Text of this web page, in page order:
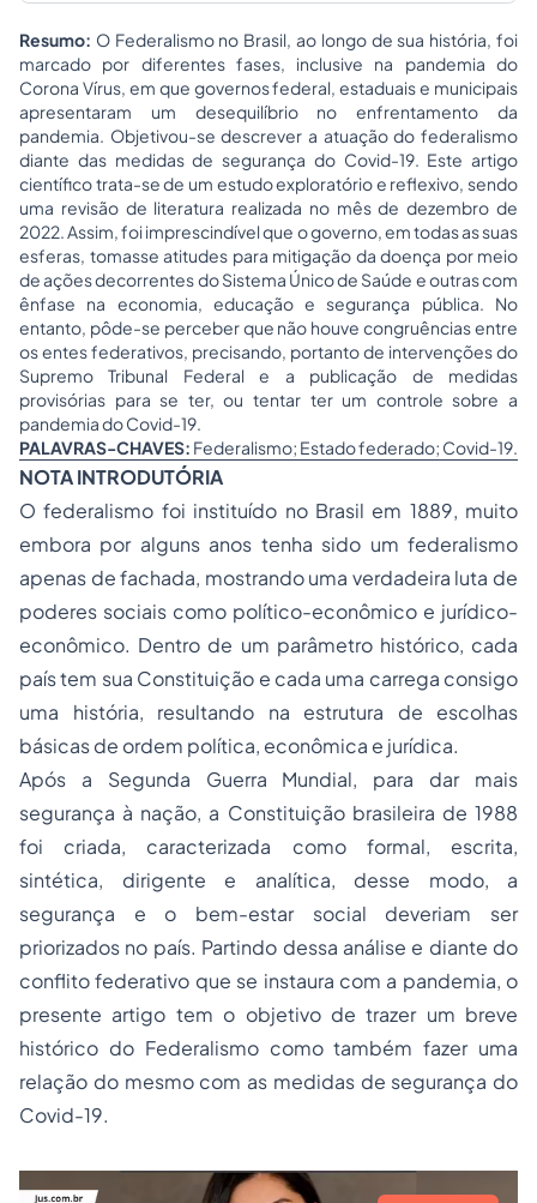
Resumo: O Federalismo no Brasil, ao longo de sua história, foi
marcado por diferentes fases, inclusive na pandemia do
Corona Vírus, em que governos federal, estaduais e municipais
apresentaram um desequilíbrio no enfrentamento da
pandemia. Objetivou-se descrever a atuação do federalismo
diante das medidas de segurança do Covid-19. Este artigo
científico trata-se de um estudo exploratório e reflexivo, sendo
uma revisão de literatura realizada no mês de dezembro de
2022. Assim, foi imprescindível que o governo, em todas as suas
esferas, tomasse atitudes para mitigação da doença por meio
de ações decorrentes do Sistema Único de Saúde e outras com
ênfase na economia, educação e segurança pública. No
entanto, pôde-se perceber que não houve congruências entre
os entes federativos, precisando, portanto de intervenções do
Supremo Tribunal Federal e a publicação de medidas
provisórias para se ter, ou tentar ter um controle sobre a
pandemia do Covid-19.
PALAVRAS-CHAVES: Federalismo; Estado federado; Covid-19.
NOTA INTRODUTÓRIA
O federalismo foi instituído no Brasil em 1889, muito
embora por alguns anos tenha sido um federalismo
apenas de fachada, mostrando uma verdadeira luta de
poderes sociais como político-econômico e jurídico-
econômico. Dentro de um parâmetro histórico, cada
país tem sua Constituição e cada uma carrega consigo
uma história, resultando na estrutura de escolhas
básicas de ordem política, econômica e jurídica.
Após a Segunda Guerra Mundial, para dar mais
segurança à nação, a Constituição brasileira de 1988
foi criada, caracterizada como formal, escrita,
sintética, dirigente e analítica, desse modo, a
segurança e o bem-estar social deveriam ser
priorizados no país. Partindo dessa análise e diante do
conflito federativo que se instaura com a pandemia, o
presente artigo tem o objetivo de trazer um breve
histórico do Federalismo como também fazer uma
relação do mesmo com as medidas de segurança do
Covid-19.